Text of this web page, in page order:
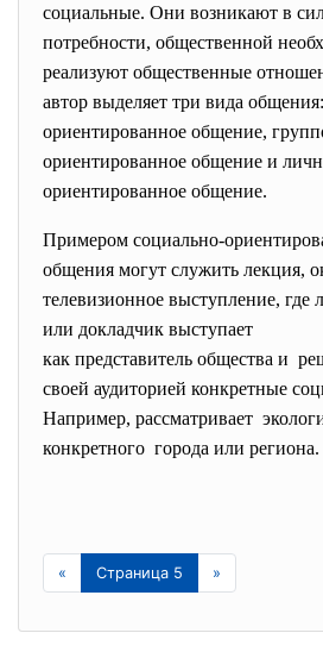
социальные. Они возникают в
потребности, общественной
реализуют общественные
автор выделяет три вида
ориентированное общение,
ориентированное общение и
ориентированное общение.
Примером социально-
общения могут служить лекция,
телевизионное выступление, где
или докладчик выступает
как представитель общества и
своей аудиторией конкретные
Например, рассматривает
конкретного города или региона.
« Страница 5 »